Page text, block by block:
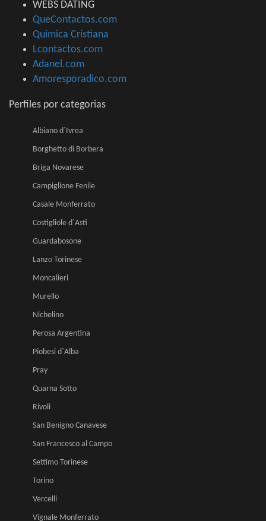
WEBS DATING
QueContactos.com
Quimica Cristiana
Lcontactos.com
Adanel.com
Amoresporadico.com
Perfiles por categorias
Albiano d´Ivrea
Borghetto di Borbera
Briga Novarese
Campiglione Fenile
Casale Monferrato
Costigliole d´Asti
Guardabosone
Lanzo Torinese
Moncalieri
Murello
Nichelino
Perosa Argentina
Piobesi d´Alba
Pray
Quarna Sotto
Rivoli
San Benigno Canavese
San Francesco al Campo
Settimo Torinese
Torino
Vercelli
Vignale Monferrato